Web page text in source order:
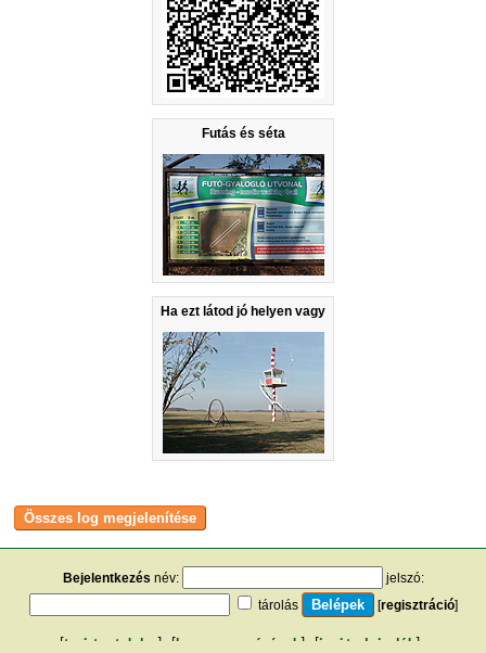
Futás és séta
Ha ezt látod jó helyen vagy
Bejelentkezés név:
jelszó:
tárolás
[regisztráció]
[ turistautak.hu ] [hasznos apróságok ] [jogi tudnivalók ]